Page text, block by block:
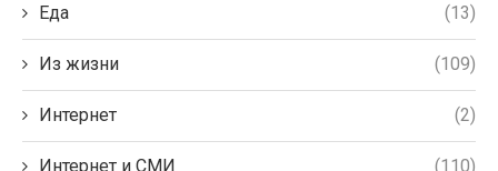
Еда (13)
Из жизни (109)
Интернет (2)
Интернет и СМИ (110)